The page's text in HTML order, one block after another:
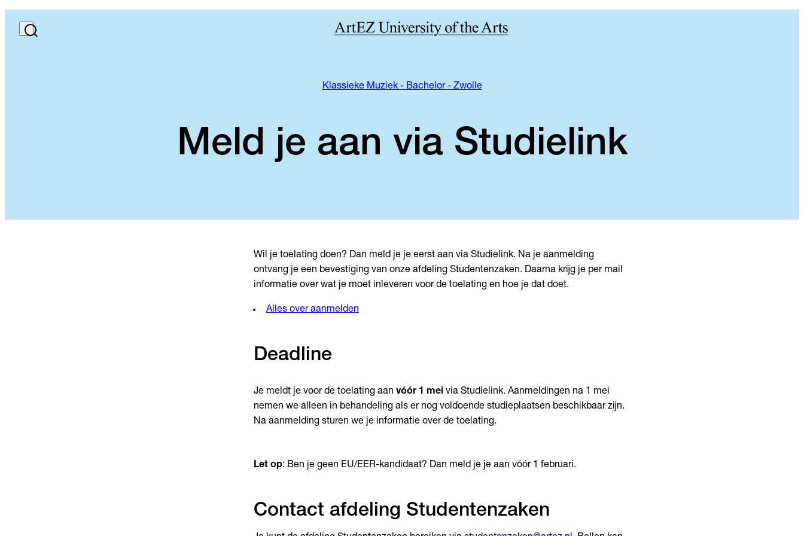
Klassieke Muziek - Bachelor - Zwolle
Meld je aan via Studielink
Wil je toelating doen? Dan meld je je eerst aan via Studielink. Na je aanmelding
ontvang je een bevestiging van onze afdeling Studentenzaken. Daarna krijg je per mail
informatie over wat je moet inleveren voor de toelating en hoe je dat doet.
Alles over aanmelden
Deadline
Je meldt je voor de toelating aan vóór 1 mei via Studielink. Aanmeldingen na 1 mei
nemen we alleen in behandeling als er nog voldoende studieplaatsen beschikbaar zijn.
Na aanmelding sturen we je informatie over de toelating.
Let op: Ben je geen EU/EER-kandidaat? Dan meld je je aan vóór 1 februari.
Contact afdeling Studentenzaken